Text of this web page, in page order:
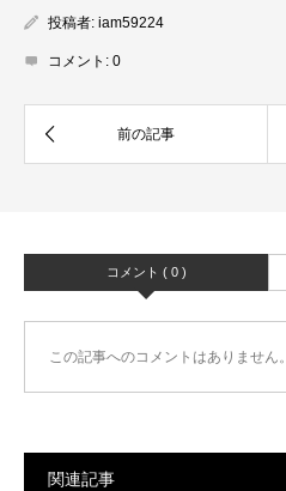
投稿者: iam59224
コメント: 0
コメント ( 0 )
この記事へのコメントはありません。
関連記事